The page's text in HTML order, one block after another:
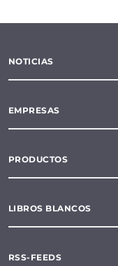
NOTICIAS
EMPRESAS
PRODUCTOS
LIBROS BLANCOS
RSS-FEEDS